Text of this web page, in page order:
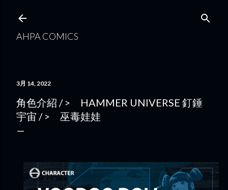
AHPA COMICS
3月 14, 2022
角色介紹 / > HAMMER UNIVERSE 釘錘
宇宙 / > 巫毒娃娃